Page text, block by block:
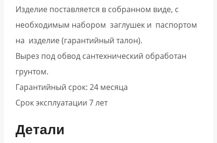
Изделие поставляется в собранном виде, с
необходимым набором заглушек и паспортом
на изделие (гарантийный талон).
Вырез под обвод сантехнический обработан
грунтом.
Гарантийный срок: 24 месяца
Срок эксплуатации 7 лет
Детали